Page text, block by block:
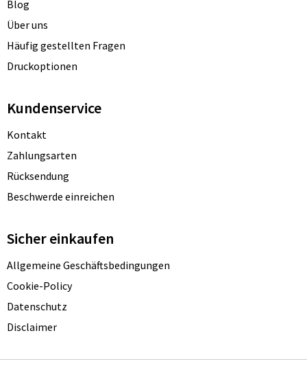
Blog
Über uns
Häufig gestellten Fragen
Druckoptionen
Kundenservice
Kontakt
Zahlungsarten
Rücksendung
Beschwerde einreichen
Sicher einkaufen
Allgemeine Geschäftsbedingungen
Cookie-Policy
Datenschutz
Disclaimer